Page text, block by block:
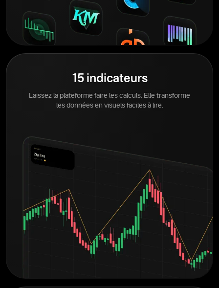
15 indicateurs
Laissez la plateforme faire les calculs. Elle transforme
les données en visuels faciles à lire.